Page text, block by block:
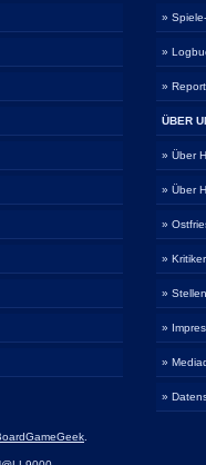
»
»
»
ÜBER
» Über
» Über
»
»
»
»
»
»